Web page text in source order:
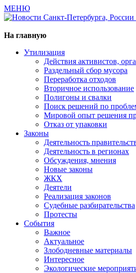
МЕНЮ
На главную
Утилизация
Действия активистов,
Раздельный сбор мусора
Переработка отходов
Вторичное использование
Полигоны и свалки
Поиск решений по
Мировой опыт решения
Отказ от упаковки
Законы
Деятельность
Деятельность в регионах
Обсуждения, мнения
Новые законы
ЖКХ
Деятели
Реализация законов
Судебные разбирательства
Протесты
События
Важное
Актуальное
Злободневные материалы
Интересное
Экологические